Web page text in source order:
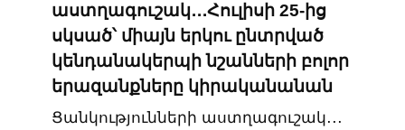
աստղագուշակ․․․Հուլիսի 25-ից
սկսած՝ միայն երկու ընտրված
կենդանակերպի նշանների բոլոր
երազանքները կիրականանան
Ցանկությունների աստղագուշակ․․․